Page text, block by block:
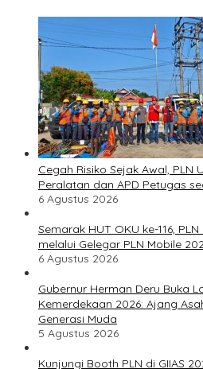
Cegah Risiko Sejak Awal, PLN
Peralatan dan APD Petugas
6 Agustus 2026
Semarak HUT OKU ke-116,
melalui Gelegar PLN Mobile
6 Agustus 2026
Gubernur Herman Deru Buka
Kemerdekaan 2026: Ajang
Generasi Muda
5 Agustus 2026
Kunjungi Booth PLN di GIIAS